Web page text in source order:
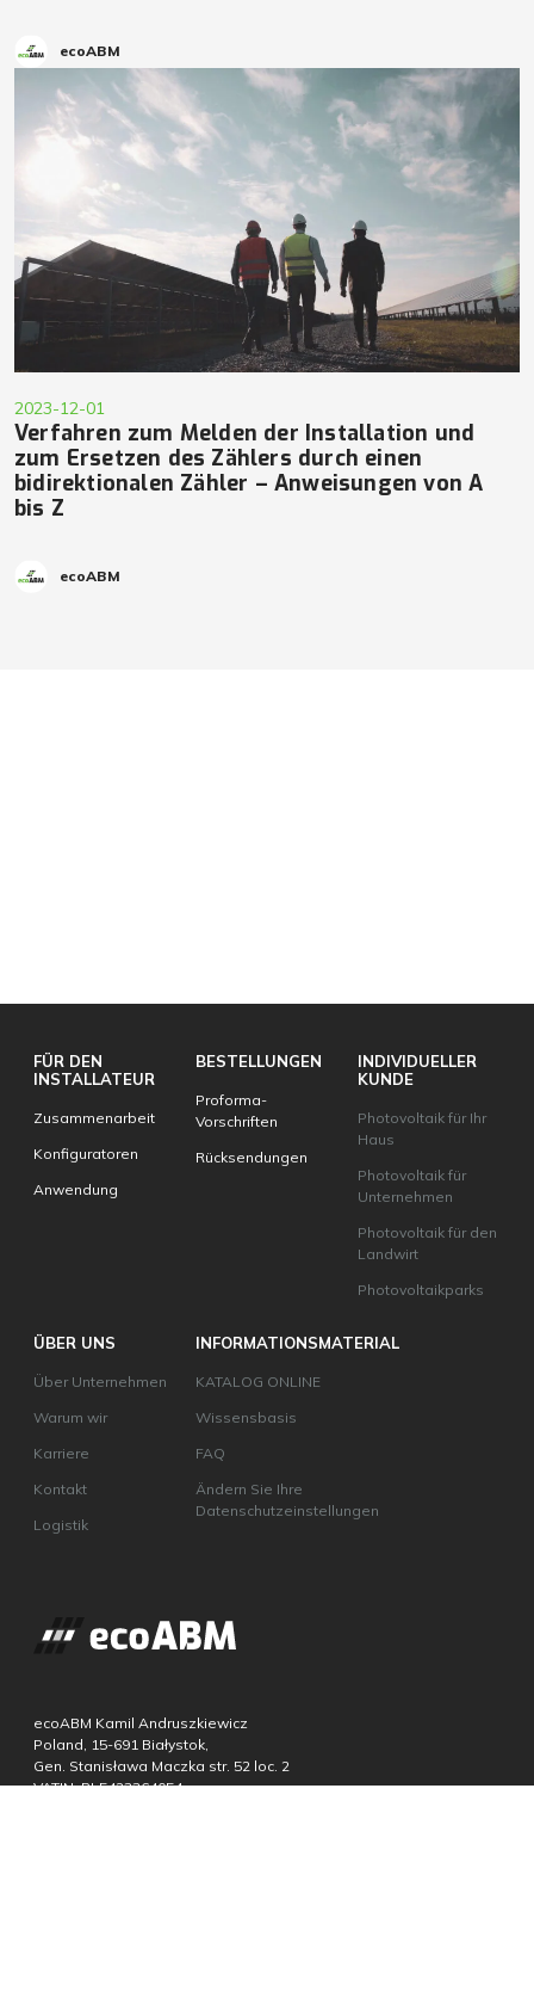
ecoABM
2023-12-01
Verfahren zum Melden der Installation und
zum Ersetzen des Zählers durch einen
bidirektionalen Zähler – Anweisungen von A
bis Z
ecoABM
FÜR DEN
INSTALLATEUR
Zusammenarbeit
Konfiguratoren
Anwendung
BESTELLUNGEN
Proforma-
Vorschriften
Rücksendungen
INDIVIDUELLER
KUNDE
Photovoltaik für Ihr
Haus
Photovoltaik für
Unternehmen
Photovoltaik für den
Landwirt
Photovoltaikparks
ÜBER UNS
Über Unternehmen
Warum wir
Karriere
Kontakt
Logistik
INFORMATIONSMATERIAL
KATALOG ONLINE
Wissensbasis
FAQ
Ändern Sie Ihre
Datenschutzeinstellungen
ecoABM Kamil Andruszkiewicz
Poland, 15-691 Białystok,
Gen. Stanisława Maczka str. 52 loc. 2
VATIN: PL5423364054